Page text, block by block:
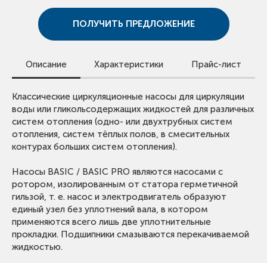
ПОЛУЧИТЬ ПРЕДЛОЖЕНИЕ
Описание Характеристики Прайс-лист
Классические циркуляционные насосы для циркуляции
воды или гликольсодержащих жидкостей для различных
систем отопления (одно- или двухтрубных систем
отопления, систем тёплых полов, в смесительных
контурах больших систем отопления).
Насосы BASIC / BASIC PRO являются насосами с
ротором, изолированным от статора герметичной
гильзой, т. е. насос и электродвигатель образуют
единый узел без уплотнений вала, в котором
применяются всего лишь две уплотнительные
прокладки. Подшипники смазываются перекачиваемой
жидкостью.
Вид оборудования:Циркуляционный насос с
мокрым ротором
Тип оборудования:BASIC / BASIC PRO
Максимальный расход:4 - 49 м³/ч
Номинальный напор:5 - 16 м
Максимальный напор:8,12 - 20 м
Количество скоростей:1 / 3
Уплотнительные кольца: 2
Макс. рабочее давление:6 / 10 бар
Диапазон температур жидкости:
Для просмотра цен скачайте прайс-лист.
Обращаем внимание, что в прайс-листе указаны сметные
Для получения предложения со скидкой оставьте заявку
или свяжитесь с нами.
ОТКРЫТЬ ПРАЙС ЛИСТ SHINHOO